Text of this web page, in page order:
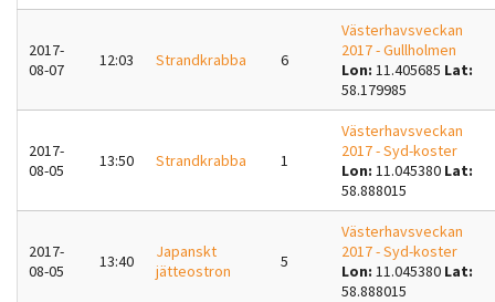
2017-
08-07
12:03 Strandkrabba 6
Västerhavsveckan
2017 - Gullholmen
Lon: 11.405685 Lat:
58.179985
2017-
08-05
13:50 Strandkrabba 1
Västerhavsveckan
2017 - Syd-koster
Lon: 11.045380 Lat:
58.888015
2017-
08-05
13:40
Japanskt
jätteostron
5
Västerhavsveckan
2017 - Syd-koster
Lon: 11.045380 Lat:
58.888015